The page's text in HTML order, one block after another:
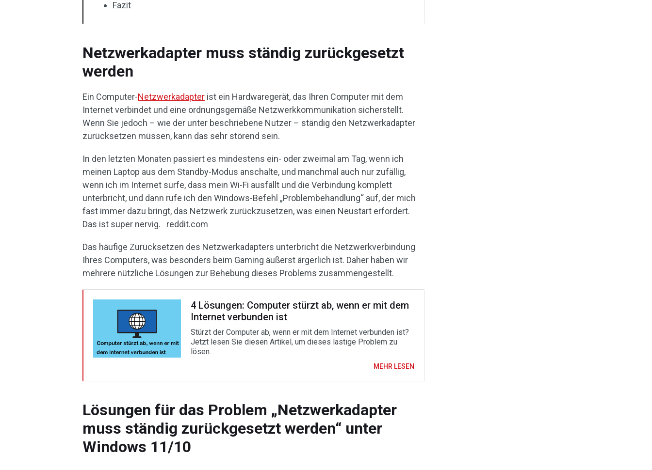
Fazit
Netzwerkadapter muss ständig zurückgesetzt
werden
Ein Computer-Netzwerkadapter ist ein Hardwaregerät, das Ihren Computer mit dem
Internet verbindet und eine ordnungsgemäße Netzwerkkommunikation sicherstellt.
Wenn Sie jedoch – wie der unter beschriebene Nutzer – ständig den Netzwerkadapter
zurücksetzen müssen, kann das sehr störend sein.
In den letzten Monaten passiert es mindestens ein- oder zweimal am Tag, wenn ich
meinen Laptop aus dem Standby-Modus anschalte, und manchmal auch nur zufällig,
wenn ich im Internet surfe, dass mein Wi-Fi ausfällt und die Verbindung komplett
unterbricht, und dann rufe ich den Windows-Befehl „Problembehandlung“ auf, der mich
fast immer dazu bringt, das Netzwerk zurückzusetzen, was einen Neustart erfordert.
Das ist super nervig. reddit.com
Das häufige Zurücksetzen des Netzwerkadapters unterbricht die Netzwerkverbindung
Ihres Computers, was besonders beim Gaming äußerst ärgerlich ist. Daher haben wir
mehrere nützliche Lösungen zur Behebung dieses Problems zusammengestellt.
4 Lösungen: Computer stürzt ab, wenn er mit dem
Internet verbunden ist
Stürzt der Computer ab, wenn er mit dem Internet verbunden ist?
Jetzt lesen Sie diesen Artikel, um dieses lästige Problem zu
lösen.
MEHR LESEN
Lösungen für das Problem „Netzwerkadapter
muss ständig zurückgesetzt werden“ unter
Windows 11/10